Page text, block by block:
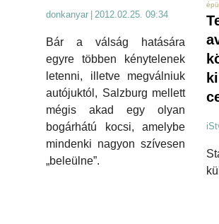
donkanyar 2012.02.25. 09:34
Bár a válság hatására
egyre többen kénytelenek
letenni, illetve megválniuk
autójuktól, Salzburg mellett
mégis akad egy olyan
bogárhátú kocsi, amelybe
mindenki nagyon szívesen
„beleülne”.